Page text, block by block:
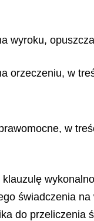
wyroku,
orzeczeniu, w
w
świadczenia
do przeliczenia